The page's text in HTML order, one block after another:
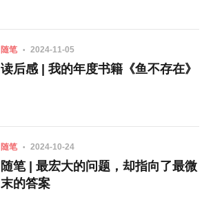
随笔 2024-11-05
读后感 | 我的年度书籍《鱼不存在》
随笔 2024-10-24
随笔 | 最宏大的问题，却指向了最微
末的答案